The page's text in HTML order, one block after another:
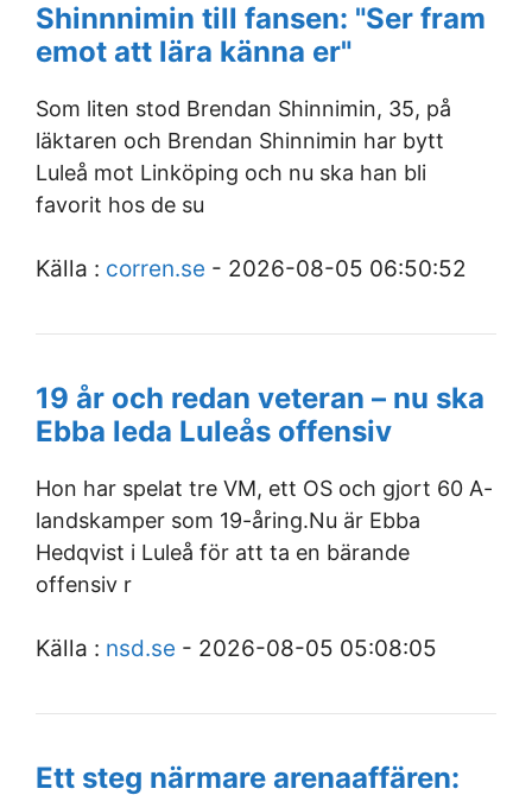
Shinnnimin till fansen: "Ser fram
emot att lära känna er"
Som liten stod Brendan Shinnimin, 35, på
läktaren och Brendan Shinnimin har bytt
Luleå mot Linköping och nu ska han bli
favorit hos de su
Källa : corren.se - 2026-08-05 06:50:52
19 år och redan veteran – nu ska
Ebba leda Luleås offensiv
Hon har spelat tre VM, ett OS och gjort 60 A-
landskamper som 19-åring.Nu är Ebba
Hedqvist i Luleå för att ta en bärande
offensiv r
Källa : nsd.se - 2026-08-05 05:08:05
Ett steg närmare arenaaffären: